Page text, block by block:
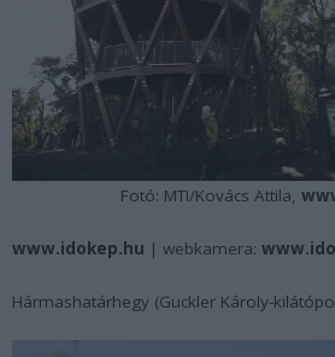
Fotó: MTI/Kovács Attila,
www.idokep.hu | webkamera:
Hármashatárhegy (Guckler Károly-